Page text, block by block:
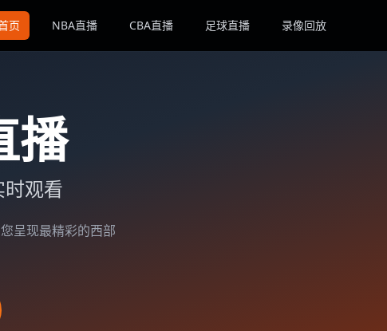
页 NBA直播 CBA直播 足球直播 录像回放
播
观看
呈现最精彩的西部